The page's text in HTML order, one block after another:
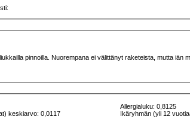
pinnoilla. Nuorempana ei välittänyt raketeista, mutta iän
keskiarvo: 0,0117
Allergialuku: 0,8125
Ikäryhmän (yli 12